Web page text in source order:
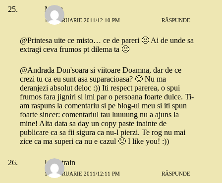
Merat
17 FEBRUARIE 2011/12:10 PM RĂSPUNDE
@Printesa uite ce misto… ce de pareri 🙂 Ai de unde sa
extragi ceva frumos pt dilema ta 🙂
@Andrada Don'soara si viitoare Doamna, dar de ce
crezi tu ca eu sunt asa suparacioasa? 🙂 Nu ma
deranjezi absolut deloc :)) Iti respect parerea, o spui
frumos fara jigniri si imi par o persoana foarte dulce. Ti-
am raspuns la comentariu si pe blog-ul meu si iti spun
foarte sincer: comentariul tau luuuung nu a ajuns la
mine! Alta data sa day un copy paste inainte de
publicare ca sa fii sigura ca nu-l pierzi. Te rog nu mai
zice ca ma superi ca nu e cazul 🙂 I like you! :))
Un_strain
17 FEBRUARIE 2011/12:11 PM RĂSPUNDE